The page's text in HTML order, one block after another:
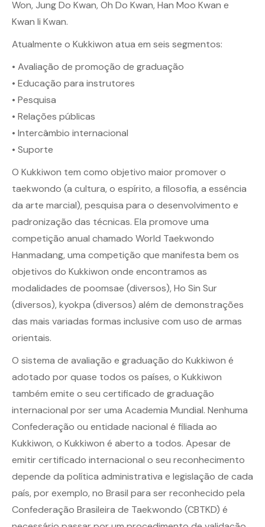
Won, Jung Do Kwan, Oh Do Kwan, Han Moo Kwan e
Kwan li Kwan.
Atualmente o Kukkiwon atua em seis segmentos:
• Avaliação de promoção de graduação
• Educação para instrutores
• Pesquisa
• Relações públicas
• Intercâmbio internacional
• Suporte
O Kukkiwon tem como objetivo maior promover o
taekwondo (a cultura, o espírito, a filosofia, a essência
da arte marcial), pesquisa para o desenvolvimento e
padronização das técnicas. Ela promove uma
competição anual chamado World Taekwondo
Hanmadang, uma competição que manifesta bem os
objetivos do Kukkiwon onde encontramos as
modalidades de poomsae (diversos), Ho Sin Sur
(diversos), kyokpa (diversos) além de demonstrações
das mais variadas formas inclusive com uso de armas
orientais.
O sistema de avaliação e graduação do Kukkiwon é
adotado por quase todos os países, o Kukkiwon
também emite o seu certificado de graduação
internacional por ser uma Academia Mundial. Nenhuma
Confederação ou entidade nacional é filiada ao
Kukkiwon, o Kukkiwon é aberto a todos. Apesar de
emitir certificado internacional o seu reconhecimento
depende da política administrativa e legislação de cada
país, por exemplo, no Brasil para ser reconhecido pela
Confederação Brasileira de Taekwondo (CBTKD) é